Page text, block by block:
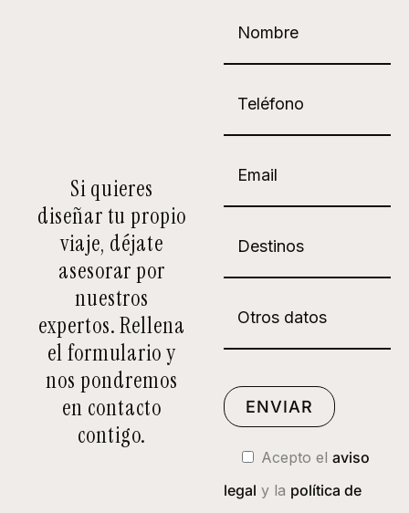
Si quieres
diseñar tu propio
viaje, déjate
asesorar por
nuestros
expertos. Rellena
el formulario y
nos pondremos
en contacto
contigo.
Acepto elaviso
legal y la política de